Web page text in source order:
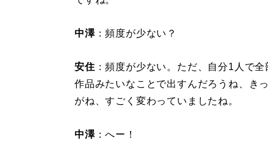
中澤：頻度が少ない？
安住 ：頻度が少ない。ただ、自分1人で
作品みたいなことで出すんだろうね、き
がね、すごく変わっていましたね。
中澤：へー！